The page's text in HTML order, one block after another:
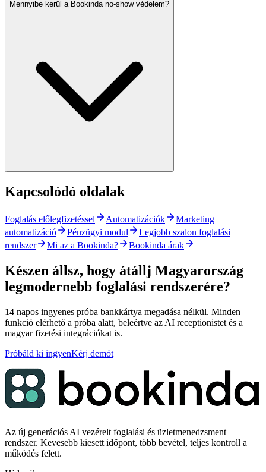
Mennyibe kerül a Bookinda no-show védelem?
Kapcsolódó oldalak
Foglalás előlegfizetéssel Automatizációk
Marketing
automatizáció
Pénzügyi modul
Legjobb szalon foglalási
rendszer
Mi az a Bookinda? Bookinda árak
Készen állsz, hogy átállj Magyarország
legmodernebb foglalási rendszerére?
14 napos ingyenes próba bankkártya megadása nélkül. Minden
funkció elérhető a próba alatt, beleértve az AI receptionistet és a
magyar fizetési integrációkat is.
Próbáld ki ingyenKérj demót
Az új generációs AI vezérelt foglalási és üzletmenedzsment
rendszer. Kevesebb kiesett időpont, több bevétel, teljes kontroll a
működés felett.